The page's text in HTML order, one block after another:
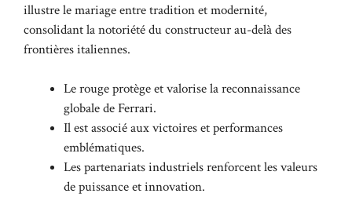
illustre le mariage entre tradition et modernité,
consolidant la notoriété du constructeur au-delà des
frontières italiennes.
Le rouge protège et valorise la reconnaissance
globale de Ferrari.
Il est associé aux victoires et performances
emblématiques.
Les partenariats industriels renforcent les valeurs
de puissance et innovation.